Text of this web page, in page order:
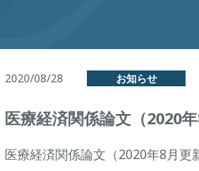
2020/08/28 お知らせ
医療経済関係論文（2020
医療経済関係論文（2020年8月更